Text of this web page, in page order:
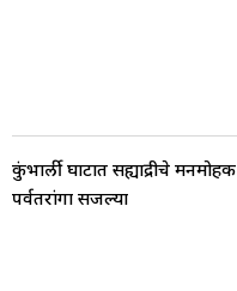
कुंभार्ली घाटात सह्याद्रीचे
पर्वतरांगा सजल्या